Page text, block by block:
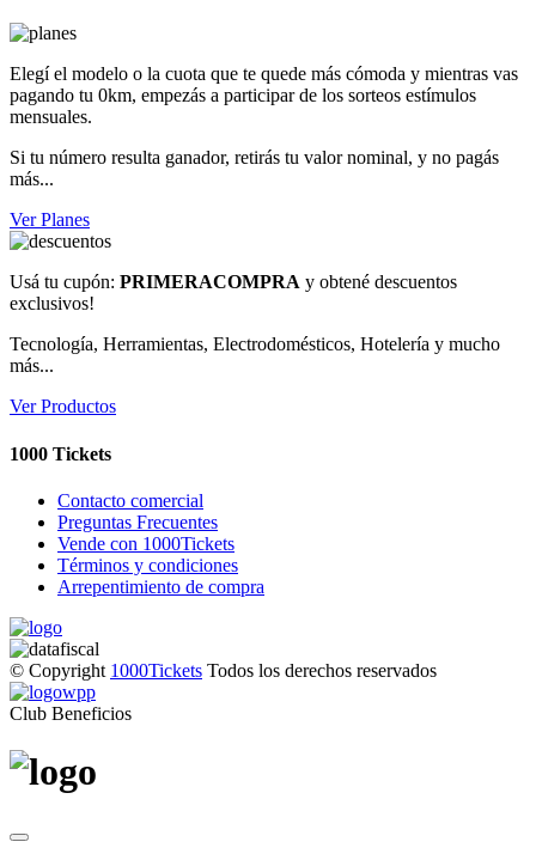
Elegí el modelo o la cuota que te quede más cómoda y mientras vas
pagando tu 0km, empezás a participar de los sorteos estímulos
mensuales.
Si tu número resulta ganador, retirás tu valor nominal, y no pagás
más...
Ver Planes
Usá tu cupón: PRIMERACOMPRA y obtené descuentos
exclusivos!
Tecnología, Herramientas, Electrodomésticos, Hotelería y mucho
más...
Ver Productos
1000 Tickets
Contacto comercial
Preguntas Frecuentes
Vende con 1000Tickets
Términos y condiciones
Arrepentimiento de compra
© Copyright 1000Tickets Todos los derechos reservados
Club Beneficios